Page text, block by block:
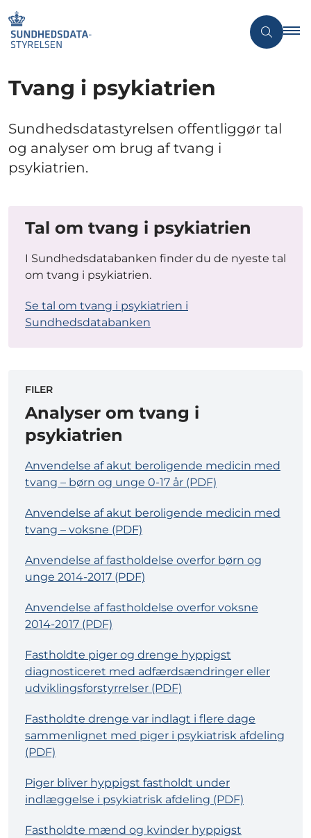
Tvang i psykiatrien
Sundhedsdatastyrelsen offentliggør tal
og analyser om brug af tvang i
psykiatrien.
Tal om tvang i psykiatrien
I Sundhedsdatabanken finder du de nyeste tal
om tvang i psykiatrien.
Se tal om tvang i psykiatrien i
Sundhedsdatabanken
FILER
Analyser om tvang i
psykiatrien
Anvendelse af akut beroligende medicin med
tvang – børn og unge 0-17 år (PDF)
Anvendelse af akut beroligende medicin med
tvang – voksne (PDF)
Anvendelse af fastholdelse overfor børn og
unge 2014-2017 (PDF)
Anvendelse af fastholdelse overfor voksne
2014-2017 (PDF)
Fastholdte piger og drenge hyppigst
diagnosticeret med adfærdsændringer eller
udviklingsforstyrrelser (PDF)
Fastholdte drenge var indlagt i flere dage
sammenlignet med piger i psykiatrisk afdeling
(PDF)
Piger bliver hyppigst fastholdt under
indlæggelse i psykiatrisk afdeling (PDF)
Fastholdte mænd og kvinder hyppigst